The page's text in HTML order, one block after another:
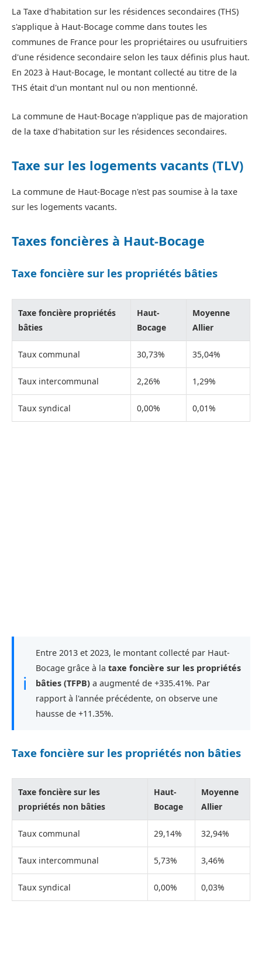
La Taxe d'habitation sur les résidences secondaires (THS)
s'applique à Haut-Bocage comme dans toutes les
communes de France pour les propriétaires ou usufruitiers
d'une résidence secondaire selon les taux définis plus haut.
En 2023 à Haut-Bocage, le montant collecté au titre de la
THS était d'un montant nul ou non mentionné.
La commune de Haut-Bocage n'applique pas de majoration
de la taxe d'habitation sur les résidences secondaires.
Taxe sur les logements vacants (TLV)
La commune de Haut-Bocage n'est pas soumise à la taxe
sur les logements vacants.
Taxes foncières à Haut-Bocage
Taxe foncière sur les propriétés bâties
Taxe foncière propriétés
bâties
Haut-
Bocage
Moyenne
Allier
Taux communal 30,73% 35,04%
Taux intercommunal 2,26% 1,29%
Taux syndical 0,00% 0,01%
ℹ
Entre 2013 et 2023, le montant collecté par Haut-
Bocage grâce à la taxe foncière sur les propriétés
bâties (TFPB) a augmenté de +335.41%. Par
rapport à l'année précédente, on observe une
hausse de +11.35%.
Taxe foncière sur les propriétés non bâties
Taxe foncière sur les
propriétés non bâties
Haut-
Bocage
Moyenne
Allier
Taux communal 29,14% 32,94%
Taux intercommunal 5,73% 3,46%
Taux syndical 0,00% 0,03%